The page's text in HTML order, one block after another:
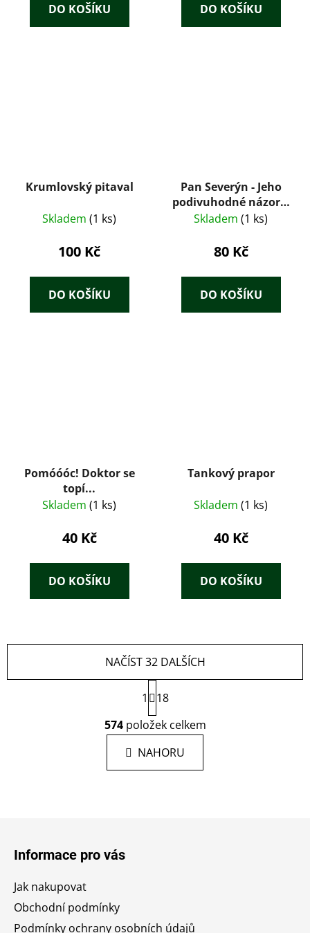
DO KOŠÍKU DO KOŠÍKU
Krumlovský pitaval
Skladem (1 ks)
100 Kč
DO KOŠÍKU
Pan Severýn - Jeho
podivuhodné názory,
dobrodružství a
Skladem (1 ks)
80 Kč
DO KOŠÍKU
Pomóóóc! Doktor se
topí...
Skladem (1 ks)
40 Kč
DO KOŠÍKU
Tankový prapor
Skladem (1 ks)
40 Kč
DO KOŠÍKU
O
v
l
á
d
ý
NAČÍST 32 DALŠÍCH
S
t
r
á
n
k
1
18
574položek celkem
NAHORU
Informace pro vás
Jak nakupovat
Obchodní podmínky
Podmínky ochrany osobních údajů